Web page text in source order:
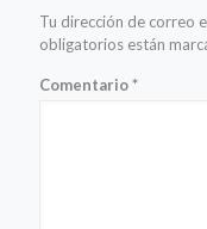
Tu dirección de correo
obligatorios están
Comentario*